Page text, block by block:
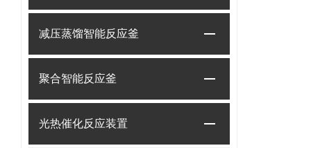
减压蒸馏智能反应釜
聚合智能反应釜
光热催化反应装置